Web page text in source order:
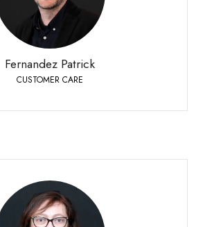
Fernandez Patrick
CUSTOMER CARE
Telefon:
+41 21 977 20 00
Fournier Laurence
CUSTOMER CARE